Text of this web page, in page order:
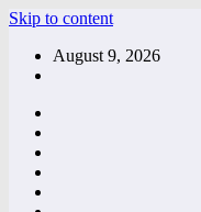
Skip to content
August 9, 2026